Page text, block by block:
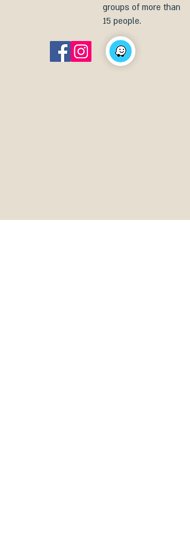
groups of more than
15 people.